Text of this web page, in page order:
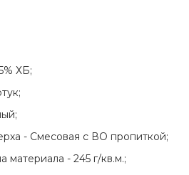
ХБ;
- Смесовая с ВО пропиткой;
материала - 245 г/кв.м.;